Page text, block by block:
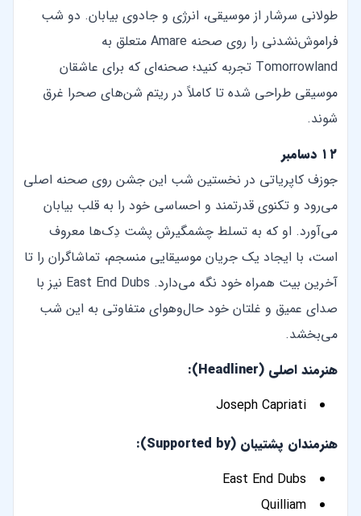
طولانی سرشار از موسیقی، انرژی و جادوی بیابان. دو شب
فراموش‌نشدنی را روی صحنه Amare متعلق به
Tomorrowland تجربه کنید؛ صحنه‌ای که برای عاشقان
موسیقی طراحی شده تا کاملاً در ریتم شن‌های صحرا غرق
شوند.
۱۲ دسامبر
جوزف کاپریاتی در نخستین شب این جشن روی صحنه اصلی
می‌رود و تکنوی قدرتمند و احساسی خود را به قلب بیابان
می‌آورد. او که به تسلط چشمگیرش پشت دِک‌ها معروف
است، با ایجاد یک جریان موسیقایی منسجم، تماشاگران را تا
آخرین بیت همراه خود نگه می‌دارد. East End Dubs نیز با
صدای عمیق و غلتان خود حال‌وهوای متفاوتی به این شب
می‌بخشد.
هنرمند اصلی (Headliner):
Joseph Capriati
هنرمندان پشتیبان (Supported by):
East End Dubs
Quilliam